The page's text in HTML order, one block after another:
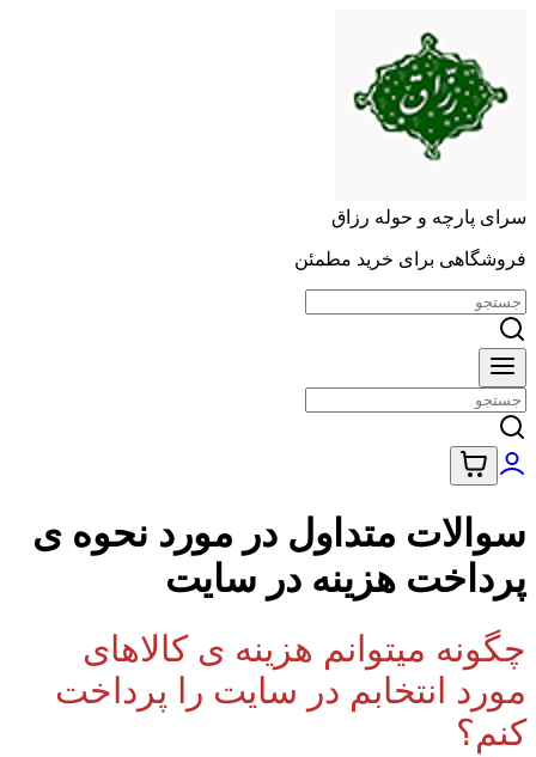
سرای پارچه و حوله رزاق
فروشگاهی برای خرید مطمئن
سوالات متداول در مورد نحوه ی
پرداخت هزینه در سایت
چگونه میتوانم هزینه ی کالاهای
مورد انتخابم در سایت را پرداخت
کنم؟